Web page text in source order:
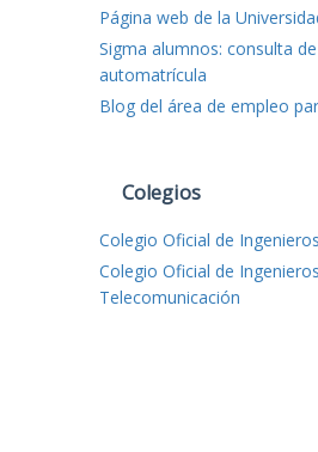
Página web de la
Sigma alumnos: consulta
automatrícula
Blog del área de empleo
Colegios
Colegio Oficial de
Colegio Oficial de
Telecomunicación